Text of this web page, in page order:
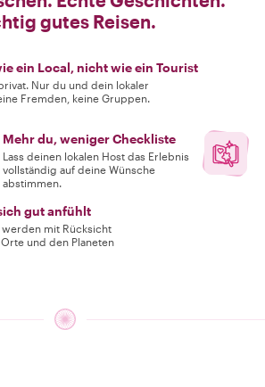
gutes Reisen.
ein Local, nicht wie ein Tourist
Nur du und dein lokaler
Fremden, keine Gruppen.
Mehr du, weniger Checkliste
Lass deinen lokalen Host das Erlebnis
vollständig auf deine Wünsche
abstimmen.
gut anfühlt
werden mit Rücksicht
und den Planeten